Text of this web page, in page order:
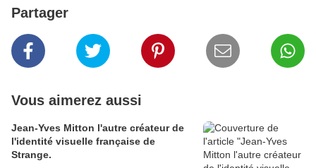
Partager
Vous aimerez aussi
Jean-Yves Mitton l'autre créateur de
l'identité visuelle française de
Strange.